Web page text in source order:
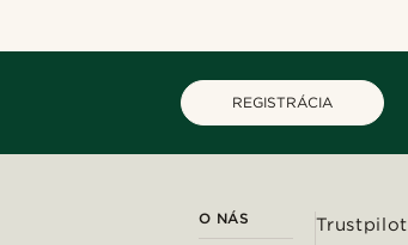
REGISTRÁCIA
O NÁS Trustpilot